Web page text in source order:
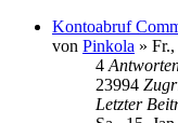
Kontoabruf
von Pinkola » Fr.,
4
23994
Letzter